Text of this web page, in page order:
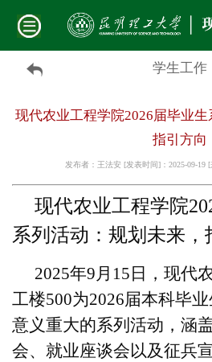
学生工作
现代农业工程学院2026届毕业生
指引方向
发布者：王法安 [发表时间]：2025-09-19
现代农业工程学院
系列活动：规划未来，
2025年9月15日，现代
工楼500为2026届本科毕
意义重大的系列活动，涵
会、就业座谈会以及征兵